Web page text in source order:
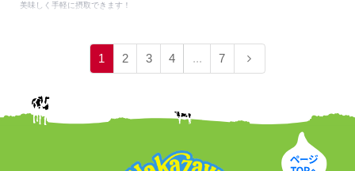
美味しく手軽に摂取できます！
1 2 3 4 ... 7